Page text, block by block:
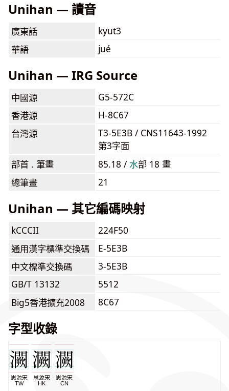
Unihan — 讀音
廣東話
kyut3
華語
jué
Unihan — IRG Source
中國源
G5-572C
香港源
H-8C67
台灣源
T3-5E3B / CNS11643-1992
第3字面
部首 . 筆畫
85.18 /⽔部 18 畫
總筆畫
21
Unihan — 其它編碼映射
kCCCII
224F50
通用漢字標準交換碼
E-5E3B
中文標準交換碼
3-5E3B
GB/T 13132
5512
Big5香港擴充2008
8C67
字型收錄
思源宋
TW
思源宋
HK
思源宋
CN